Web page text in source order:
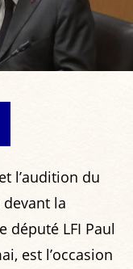
l’audition du
la
LFI Paul
est l’occasion